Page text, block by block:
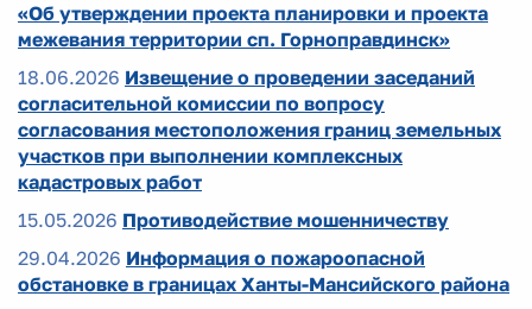
«Об утверждении проекта планировки и проекта
межевания территории сп. Горноправдинск»
18.06.2026 Извещение о проведении заседаний
согласительной комиссии по вопросу
согласования местоположения границ земельных
участков при выполнении комплексных
кадастровых работ
15.05.2026 Противодействие мошенничеству
29.04.2026 Информация о пожароопасной
обстановке в границах Ханты-Мансийского района